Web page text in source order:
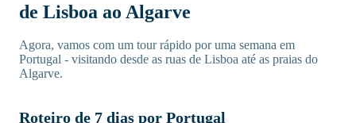
de Lisboa ao Algarve
Agora, vamos com um tour rápido por uma semana em
Portugal - visitando desde as ruas de Lisboa até as praias do
Algarve.
Roteiro de 7 dias por Portugal